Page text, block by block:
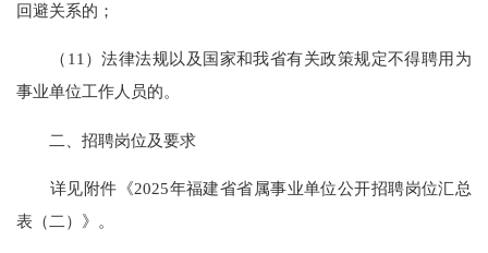
回避关系的；
（11）法律法规以及国家和我省有关政策规定不得聘用为
事业单位工作人员的。
二、招聘岗位及要求
详见附件《2025年福建省省属事业单位公开招聘岗位汇总
表（二）》。